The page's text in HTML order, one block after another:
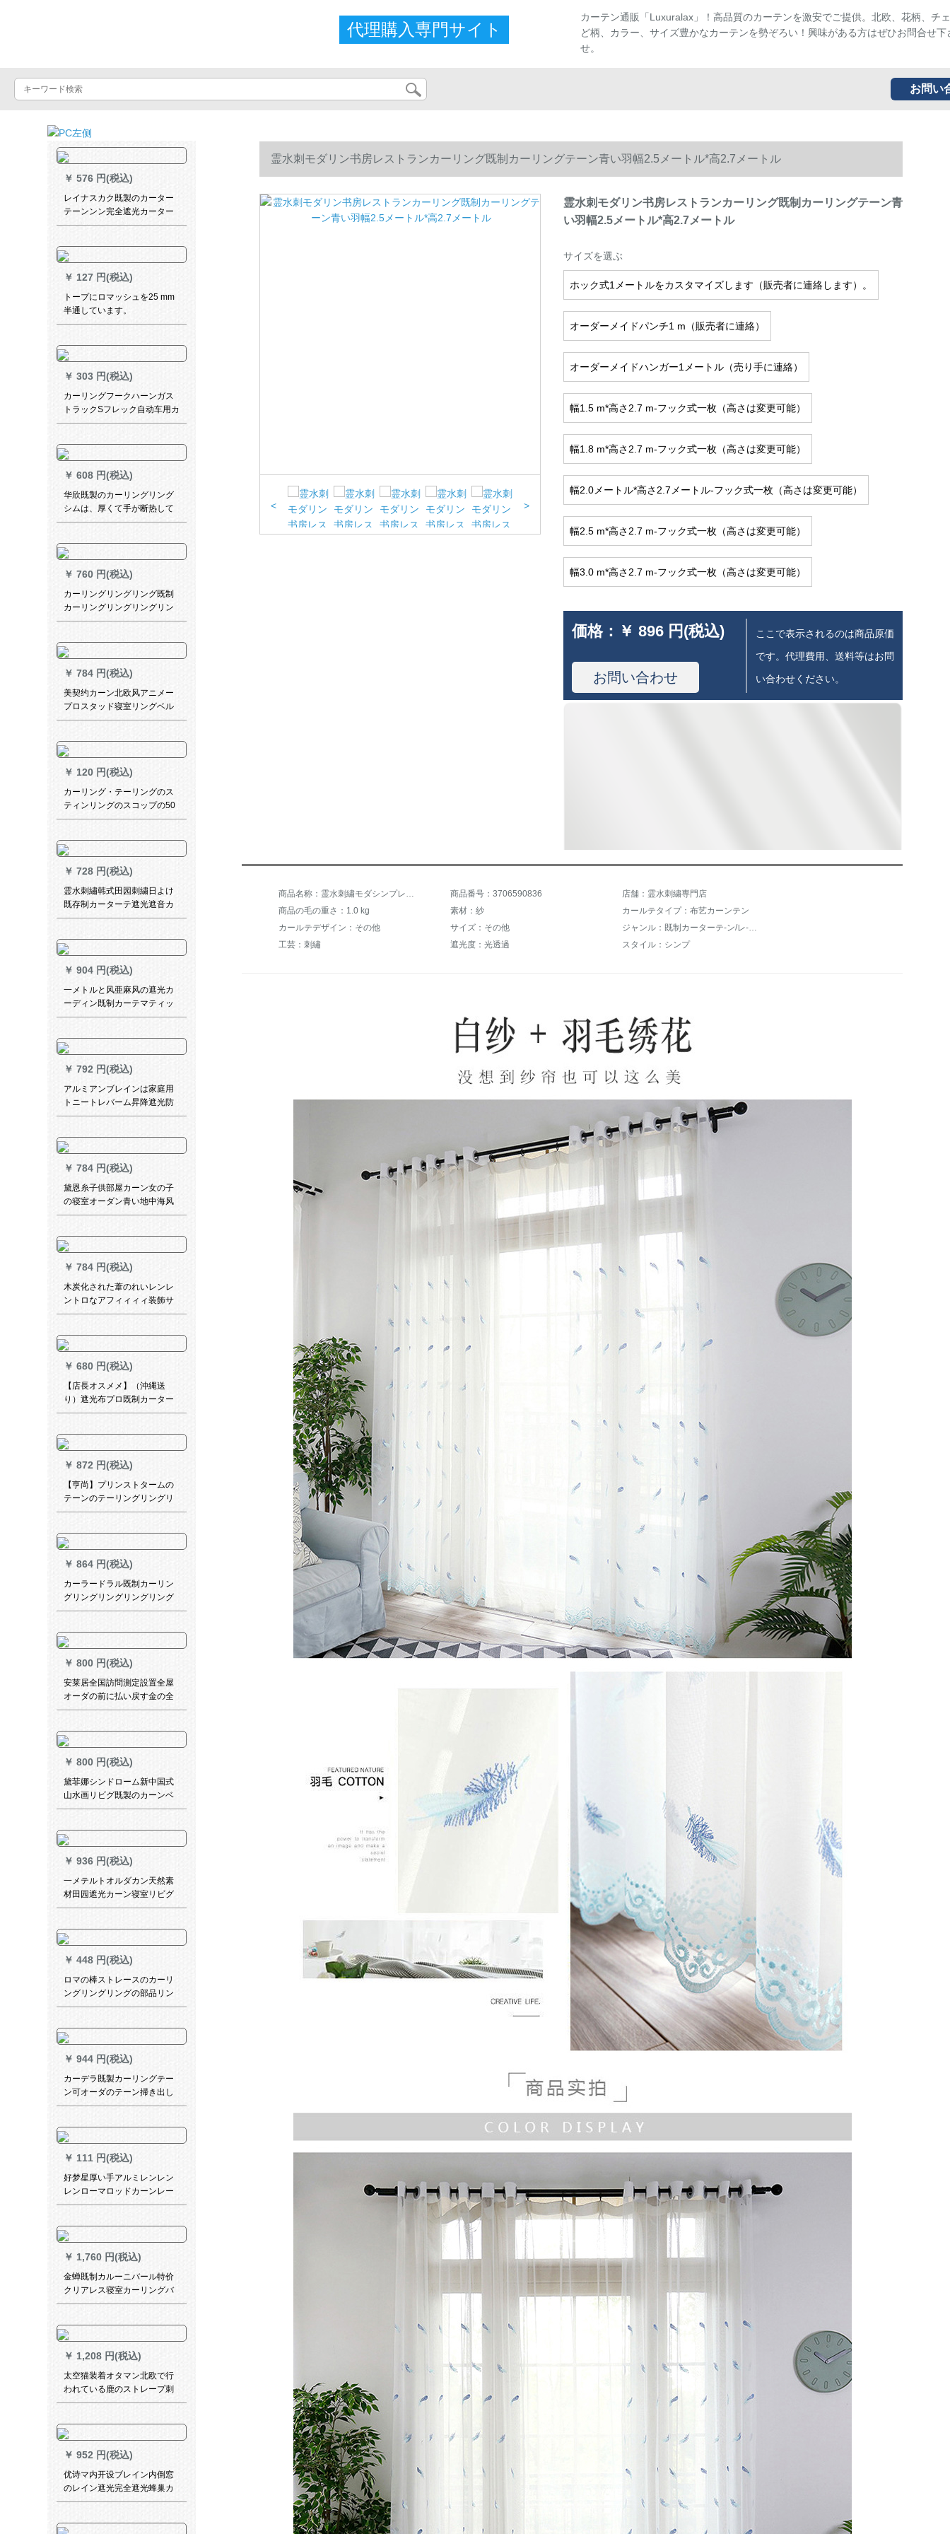
代理購入専門サイト
カーテン通販「Luxuralax」！高品質のカーテンを激安でご提供。北欧、花柄、チ
ど柄、カラー、サイズ豊かなカーテンを勢ぞろい！興味がある方はぜひお問合せ下
せ。
お問い
￥ 576 円(税込)
レイナスカク既製のカーター
テーンンン完全遮光カーター
テン寝室掃き出窓ベレストラ
シムホームホームホームンン
ンン遮光カーターテーンン部
屋部屋部屋扫き出し窓ベゼル7
叶草ブティック2.0項
￥ 127 円(税込)
トープにロマッシュを25 mm
半通しています。
￥ 303 円(税込)
カーリングフークハーンガス
トラックSフレック自动车用カ
ーーパッドフルストラック
￥ 608 円(税込)
华欣既製のカーリングリング
シムは、厚くて手が断热して
UVカーターの防光遮光リング
ーン【米色布】白纱1米价をプ
レゼにします。
￥ 760 円(税込)
カーリングリングリング既制
カーリングリングリングリン
グリング寝室遮光カーターテ
グ厚手日よけ布布ショパーテ
ーテーリングリングリングリ
ングリングバッグの単纯片装
（ロマポールを除く）2.0高级
片
￥ 784 円(税込)
美契约カーン北欧风アニメー
プロスタッド寝室リングベル
ダー子供给部屋遮光カーンブ
￥ 120 円(税込)
カーリング・テーリングのス
ティンリングのスコップの50
个430个のスティンレコード
￥ 728 円(税込)
霊水刺繡韩式田园刺繍日よけ
既存制カーターテ遮光遮音カ
ーテーレンレンレンレンレン
の子の出窓ベレスト寝室リビ
オンカーンンンンテム太阳花-
カーン1.5幅メトル*2.7高
￥ 904 円(税込)
一メトルと风亜麻风の遮光カ
ーディン既制カーテマティッ
ク天然素材リングプの出窓と
メナート
￥ 792 円(税込)
アルミアンブレインは家庭用
トニートレバーム昇降遮光防
水スナププールです。
￥ 784 円(税込)
黛恩糸子供部屋カーン女の子
の寝室オーダン青い地中海风
天然素材扫き出し窓カーン毎
みますか？
￥ 784 円(税込)
木炭化された葦のれいレンレ
ントロなアフィィィィ装飾サ
ーンシーエドカーターテテン
ーケーテ1.8メトル幅x 3メト
ルトルトル
￥ 680 円(税込)
【店長オスメメ】（沖縄送
り）遮光布プロ既制カーター
の寝室ビエング出窓カーター
ングリングリングリングリン
グリングリングリングリング
リングリングリングリングリ
ング寝室ビエンゲルテージ
￥ 872 円(税込)
【亨尚】プリンストタームの
テーンのテーリングリングリ
ングは、熱遮光背景装飾レス
図オーシャンのテーリングリ
ングは、ンWJ-125
￥ 864 円(税込)
カーラードラル既制カーリン
グリングリングリングリング
可以オシリーズステムン扫き
应出窓寝室リングリング遮光
ブティックテーン(カーリング
テーン)フューン
￥ 800 円(税込)
安莱居全国訪問測定設置全屋
オーダの前に払い戻す金の全
国訪問測定設定サービスビエ
提供します。
￥ 800 円(税込)
黛菲娜シンドローム新中国式
山水画リビグ既製のカーンベ
ルダー寝室のサンバザック布
ン8516-半遮光布-打孔オーダ
ンンン【何メトで何枚撮りま
すか？】
￥ 936 円(税込)
一メテルトオルダカン天然素
材田园遮光カーン寝室リビグ
既制カーン物语1号カーラオウ
穴
￥ 448 円(税込)
ロマの棒ストレースのカーリ
ングリングリングの部品リン
グリングリングリングリング
ングリングリングリングリン
グリングリングリングリング
リングリングのカーリングリ
ングリングリングのボンテー
クの内径は38 mm 40です。
￥ 944 円(税込)
カーデラ既製カーリングテー
ン可オーダのテーン掃き出し
窓カーターテン適応出窓寝室
テーン(米黄)フック/毎1メート
ル幅(何メートルで何枚撮りま
すか？)
￥ 111 円(税込)
好梦星厚い手アルミレンレン
レンローマロッドカーンレー
ル単棒モノレールダブルトラ
クトラックのトップの取り付
け側のスリップホイールサポ
ートの付属品は全部（標準レ
ベルアップモデル）象牙の白
の単棒一メートル一枚（何メ
￥ 1,760 円(税込)
金蝉既制カルーニバール特价
クリアレス寝室カーリングバ
ック邮送遮光カーターターカ
高2.6-ダブルオープSフォーク
￥ 1,208 円(税込)
太空猫装着オタマン北欧で行
われている鹿のストレープ刺
されたボディテ-ン子供部屋リ
メトオルダカン価格
￥ 952 円(税込)
优诗マ内开设ブレイン内倒窓
のレイン遮光完全遮光蜂巢カ
ーターテン白完全遮光平方メ
霊水刺モダリン书房レストランカーリング既制カーリングテーン青い羽幅2.5メートル*高2.7メートル
< >
霊水刺モダリン书房レストランカーリング既制カーリングテーン青
い羽幅2.5メートル*高2.7メートル
サイズを選ぶ
ホック式1メートルをカスタマイズします（販売者に連絡します）。
オーダーメイドパンチ1 m（販売者に連絡）
オーダーメイドハンガー1メートル（売り手に連絡）
幅1.5 m*高さ2.7 m-フック式一枚（高さは変更可能）
幅1.8 m*高さ2.7 m-フック式一枚（高さは変更可能）
幅2.0メートル*高さ2.7メートル-フック式一枚（高さは変更可能）
幅2.5 m*高さ2.7 m-フック式一枚（高さは変更可能）
幅3.0 m*高さ2.7 m-フック式一枚（高さは変更可能）
価格： ￥ 896 円(税込)
お問い合わせ
ここで表示されるのは商品原価
です。代理費用、送料等はお問
い合わせください。
商品名称：霊水刺繍モダシンプレル羽根刺繡ドレインスタッカーテテ北欧風地中海リビ書房レストランカーテーン既製カーリングシステムシステムシステムシステムシステムシステムシステムシステムシステムシステムシステムシステムシステムシステムシステムシステムシステムシステムシステムの青い羽幅2.5メートル*高2.7メートル 商品番号：3706590836
店舗：霊水刺繍専門店
商品の毛の重さ：1.0 kg
素材：紗
カールテタイプ：布艺カーンテン
カールテデザイン：その他
サイズ：その他
ジャンル：既制カーターテ-ン/レ-スカーンテ-ン
工芸：刺繡
遮光度：光透過 スタイル：シンプ